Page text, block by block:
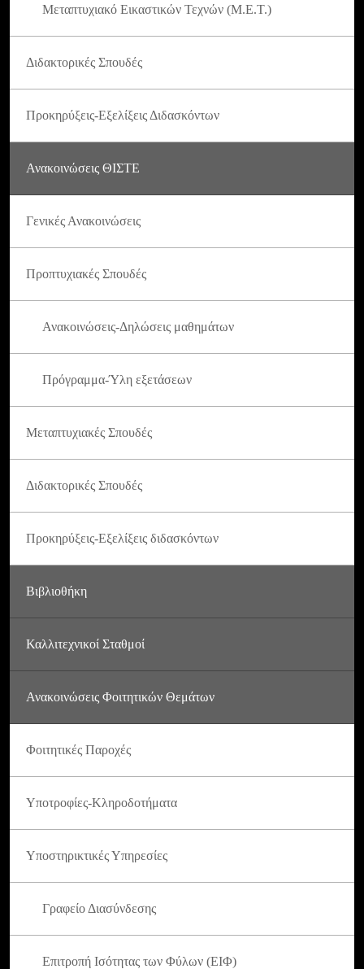
Μεταπτυχιακό Εικαστικών Τεχνών (Μ.Ε.Τ.)
Διδακτορικές Σπουδές
Προκηρύξεις-Εξελίξεις Διδασκόντων
Ανακοινώσεις ΘΙΣΤΕ
Γενικές Ανακοινώσεις
Προπτυχιακές Σπουδές
Ανακοινώσεις-Δηλώσεις μαθημάτων
Πρόγραμμα-Ύλη εξετάσεων
Μεταπτυχιακές Σπουδές
Διδακτορικές Σπουδές
Προκηρύξεις-Εξελίξεις διδασκόντων
Βιβλιοθήκη
Καλλιτεχνικοί Σταθμοί
Ανακοινώσεις Φοιτητικών Θεμάτων
Φοιτητικές Παροχές
Υποτροφίες-Κληροδοτήματα
Υποστηρικτικές Υπηρεσίες
Γραφείο Διασύνδεσης
Επιτροπή Ισότητας των Φύλων (ΕΙΦ)